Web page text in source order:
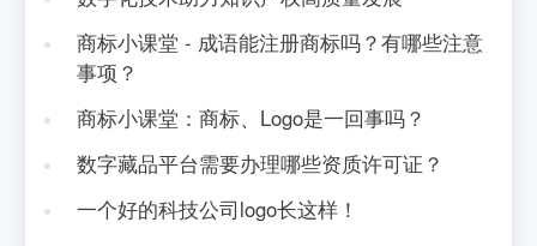
商标小课堂 - 成语能注册商标吗？有哪些注意
事项？
商标小课堂：商标、Logo是一回事吗？
数字藏品平台需要办理哪些资质许可证？
一个好的科技公司logo长这样！